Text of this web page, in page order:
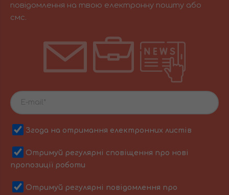
повідомлення на твою електронну пошту або
смс.
Згода на отримання електронних листів
Отримуй регулярні сповіщення про нові
пропозиції роботи
Отримуй регулярні повідомлення про